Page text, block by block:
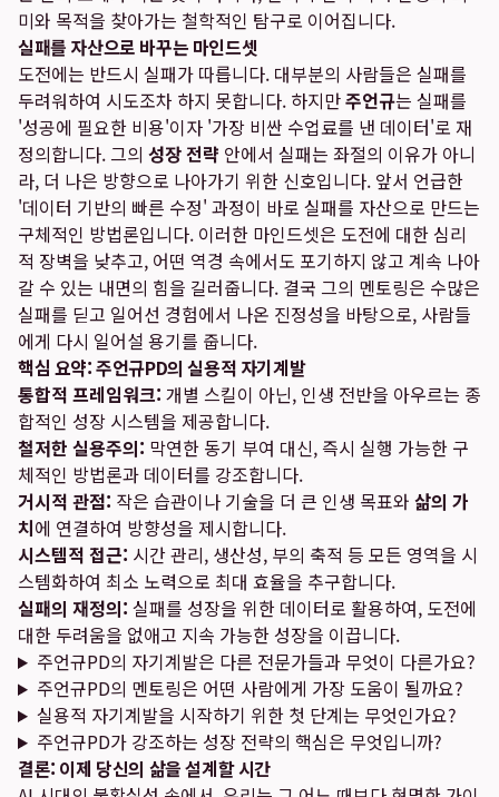
미와 목적을 찾아가는 철학적인 탐구로 이어집니다.
실패를 자산으로 바꾸는 마인드셋
도전에는 반드시 실패가 따릅니다. 대부분의 사람들은 실패를
두려워하여 시도조차 하지 못합니다. 하지만주언규는 실패를
'성공에 필요한 비용'이자 '가장 비싼 수업료를 낸 데이터'로 재
정의합니다. 그의 성장 전략 안에서 실패는 좌절의 이유가 아니
라, 더 나은 방향으로 나아가기 위한 신호입니다. 앞서 언급한
'데이터 기반의 빠른 수정' 과정이 바로 실패를 자산으로 만드는
구체적인 방법론입니다. 이러한 마인드셋은 도전에 대한 심리
적 장벽을 낮추고, 어떤 역경 속에서도 포기하지 않고 계속 나아
갈 수 있는 내면의 힘을 길러줍니다. 결국 그의 멘토링은 수많은
실패를 딛고 일어선 경험에서 나온 진정성을 바탕으로, 사람들
에게 다시 일어설 용기를 줍니다.
핵심 요약: 주언규PD의 실용적 자기계발
통합적 프레임워크: 개별 스킬이 아닌, 인생 전반을 아우르는 종
합적인 성장 시스템을 제공합니다.
철저한 실용주의: 막연한 동기 부여 대신, 즉시 실행 가능한 구
체적인 방법론과 데이터를 강조합니다.
거시적 관점: 작은 습관이나 기술을 더 큰 인생 목표와 삶의 가
치에 연결하여 방향성을 제시합니다.
시스템적 접근: 시간 관리, 생산성, 부의 축적 등 모든 영역을 시
스템화하여 최소 노력으로 최대 효율을 추구합니다.
실패의 재정의: 실패를 성장을 위한 데이터로 활용하여, 도전에
대한 두려움을 없애고 지속 가능한 성장을 이끕니다.
주언규PD의 자기계발은 다른 전문가들과 무엇이 다른가요?
주언규PD의 멘토링은 어떤 사람에게 가장 도움이 될까요?
실용적 자기계발을 시작하기 위한 첫 단계는 무엇인가요?
주언규PD가 강조하는 성장 전략의 핵심은 무엇입니까?
결론: 이제 당신의 삶을 설계할 시간